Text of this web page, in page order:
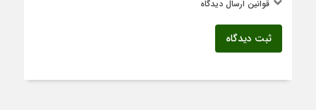
قوانین ارسال دیدگاه
ثبت دیدگاه